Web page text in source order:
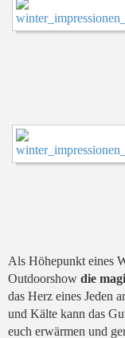
Als Höhepunkt eines
Outdoorshow die
das Herz eines Jeden
und Kälte kann das
euch erwärmen und